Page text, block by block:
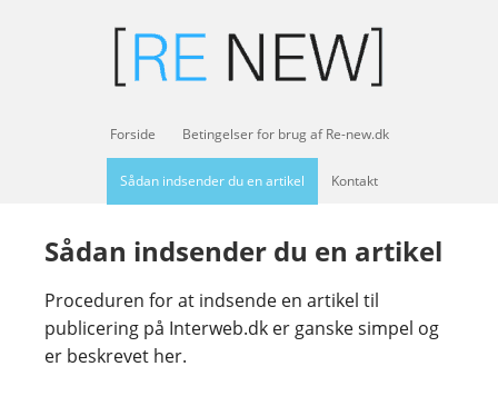
Forside Betingelser for brug af Re-new.dk
Sådan indsender du en artikel Kontakt
Sådan indsender du en artikel
Proceduren for at indsende en artikel til
publicering på Interweb.dk er ganske simpel og
er beskrevet her.